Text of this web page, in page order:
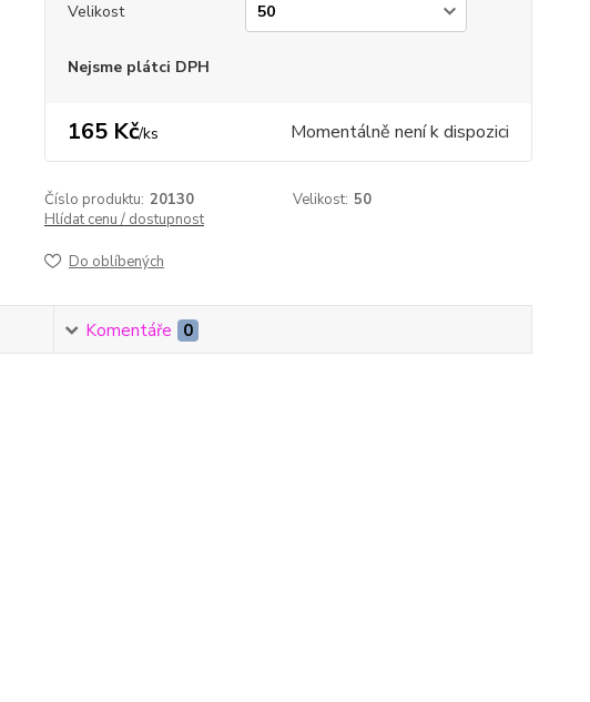
Velikost
Nejsme plátci DPH
165 Kč/ks Momentálně není k dispozici
Číslo produktu: 20130 Velikost: 50
Hlídat cenu / dostupnost
Do oblíbených
Komentáře 0